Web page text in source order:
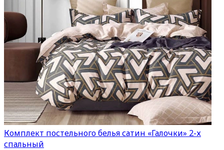
Комплект постельного белья сатин «Галочки» 2-х
спальный